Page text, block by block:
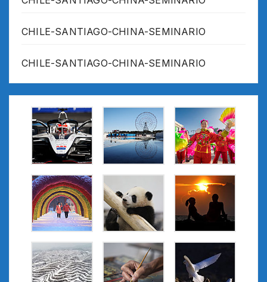
CHILE-SANTIAGO-CHINA-SEMINARIO
CHILE-SANTIAGO-CHINA-SEMINARIO